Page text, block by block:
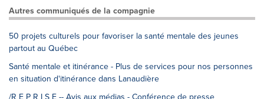
Autres communiqués de la compagnie
50 projets culturels pour favoriser la santé mentale des jeunes
partout au Québec
Santé mentale et itinérance - Plus de services pour nos personnes
en situation d'itinérance dans Lanaudière